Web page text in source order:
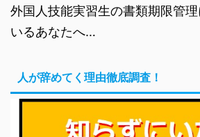
外国人技能実習生の書類期限管
いるあなたへ…
人が辞めてく理由徹底調査！